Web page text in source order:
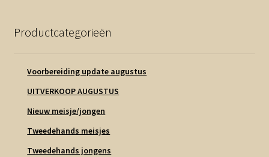
Productcategorieën
Voorbereiding update augustus
UITVERKOOP AUGUSTUS
Nieuw meisje/jongen
Tweedehands meisjes
Tweedehands jongens